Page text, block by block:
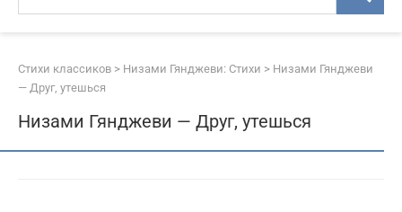
Стихи классиков > Низами Гянджеви: Стихи > Низами Гянджеви
— Друг, утешься
Низами Гянджеви — Друг, утешься